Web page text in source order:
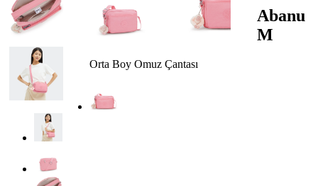
Abanu
M
Orta Boy Omuz Çantası